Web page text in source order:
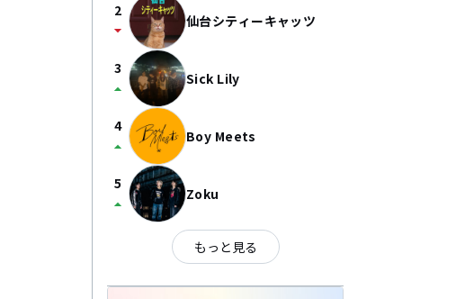
2
arrow_drop_down 仙台シティーキャッツ
3
arrow_drop_up Sick Lily
4
arrow_drop_up Boy Meets
5
arrow_drop_up Zoku
もっと見る